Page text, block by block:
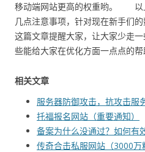
移动端网站更高的权重哟。 以
几点注意事项，针对现在新手们
这篇文章提醒大家，让大家少走
些能给大家在优化方面一点点的帮
相关文章
服务器防御攻击，抗攻击服
托福报名网站（重要通知）
备案为什么没通过？如何有
传奇合击私服网站（3000万